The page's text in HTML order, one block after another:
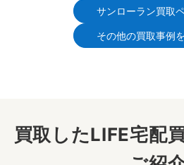
サンローラン買取
その他の買取事例
買取したLIFE宅配